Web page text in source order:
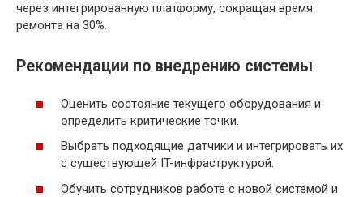
через интегрированную платформу, сокращая время
ремонта на 30%.
Рекомендации по внедрению системы
Оценить состояние текущего оборудования и
определить критические точки.
Выбрать подходящие датчики и интегрировать их
с существующей IT-инфраструктурой.
Обучить сотрудников работе с новой системой и